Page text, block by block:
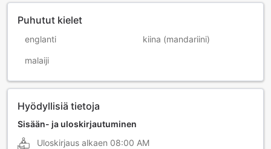
Puhutut kielet
englanti kiina (mandariini)
malaiji
Hyödyllisiä tietoja
Sisään- ja uloskirjautuminen
Uloskirjaus alkaen 08:00 AM